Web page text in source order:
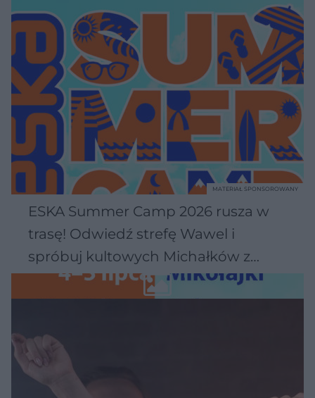
ESKA Summer Camp 2026 rusza w
trasę! Odwiedź strefę Wawel i
spróbuj kultowych Michałków z
Wawelu
MATERIAŁ SPONSOROWANY